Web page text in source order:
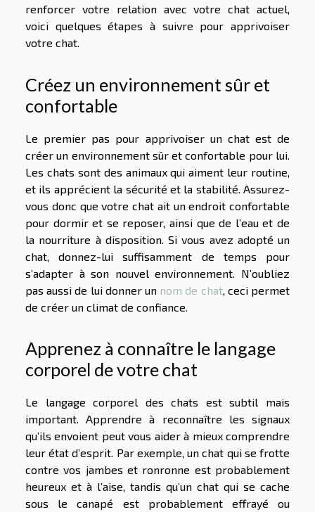
renforcer votre relation avec votre chat actuel,
voici quelques étapes à suivre pour apprivoiser
votre chat.
Créez un environnement sûr et
confortable
Le premier pas pour apprivoiser un chat est de
créer un environnement sûr et confortable pour lui.
Les chats sont des animaux qui aiment leur routine,
et ils apprécient la sécurité et la stabilité. Assurez-
vous donc que votre chat ait un endroit confortable
pour dormir et se reposer, ainsi que de l’eau et de
la nourriture à disposition. Si vous avez adopté un
chat, donnez-lui suffisamment de temps pour
s’adapter à son nouvel environnement. N’oubliez
pas aussi de lui donner un nom de chat, ceci permet
de créer un climat de confiance.
Apprenez à connaître le langage
corporel de votre chat
Le langage corporel des chats est subtil mais
important. Apprendre à reconnaître les signaux
qu’ils envoient peut vous aider à mieux comprendre
leur état d’esprit. Par exemple, un chat qui se frotte
contre vos jambes et ronronne est probablement
heureux et à l’aise, tandis qu’un chat qui se cache
sous le canapé est probablement effrayé ou